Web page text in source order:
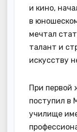
и кино,
в
мечтал
талант и
искусству
При первой
поступил в
училище